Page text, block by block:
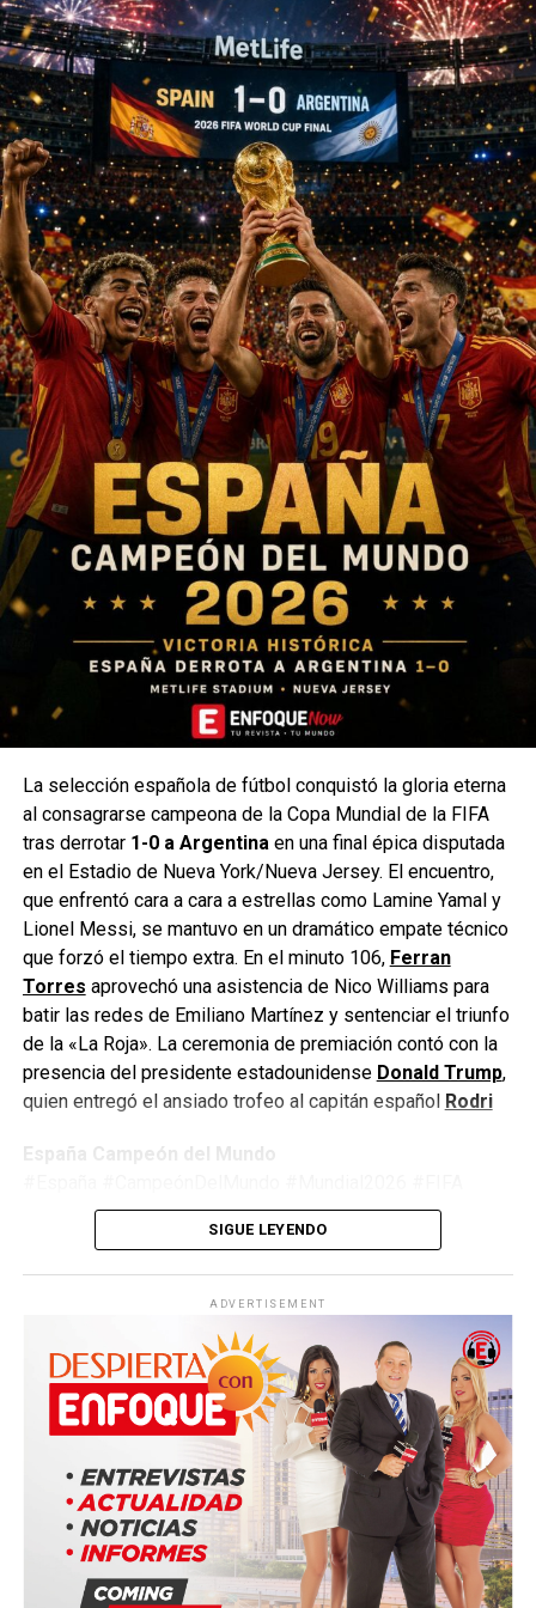
La selección española de fútbol conquistó la gloria eterna
al consagrarse campeona de la Copa Mundial de la FIFA
tras derrotar 1-0 a Argentinaen una final épica disputada
en el Estadio de Nueva York/Nueva Jersey. El encuentro,
que enfrentó cara a cara a estrellas como Lamine Yamal y
Lionel Messi, se mantuvo en un dramático empate técnico
que forzó el tiempo extra. En el minuto 106, Ferran
Torres aprovechó una asistencia de Nico Williams para
batir las redes de Emiliano Martínez y sentenciar el triunfo
de la «La Roja». La ceremonia de premiación contó con la
presencia del presidente estadounidense Donald Trump,
quien entregó el ansiado trofeo al capitán español Rodri
España Campeón del Mundo
#Argentina #Fútbol #LaRoja #WorldCup2026
#JimmyPizarro #EnfoqueNow
SIGUE LEYENDO
ADVERTISEMENT